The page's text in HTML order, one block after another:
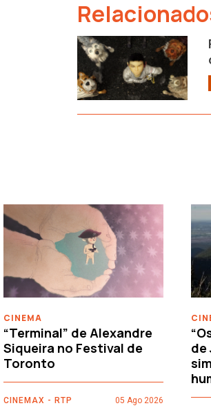
CINEMA
“Terminal” de Alexandre
Siqueira no Festival de
Toronto
CINEMAX - RTP
05 Ago 2026
de